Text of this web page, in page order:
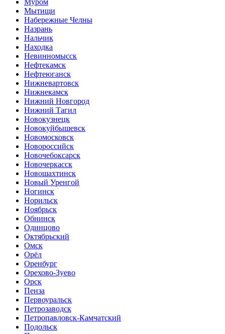
Мытищи
Набережные Челны
Назрань
Нальчик
Находка
Невинномысск
Нефтекамск
Нефтеюганск
Нижневартовск
Нижнекамск
Нижний Новгород
Нижний Тагил
Новокузнецк
Новокуйбышевск
Новомосковск
Новороссийск
Новочебоксарск
Новочеркасск
Новошахтинск
Новый Уренгой
Ногинск
Норильск
Ноябрьск
Обнинск
Одинцово
Октябрьский
Омск
Орёл
Оренбург
Орехово-Зуево
Орск
Пенза
Первоуральск
Петрозаводск
Петропавловск-Камчатский
Подольск